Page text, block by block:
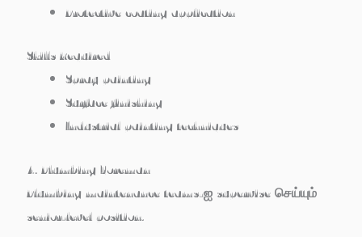
Protective coating application
Skills Required
Spray painting
Surface finishing
Industrial painting techniques
4. Plumbing Foreman
Plumbing maintenance teams-ஐ supervise செய்யும்
senior-level position.